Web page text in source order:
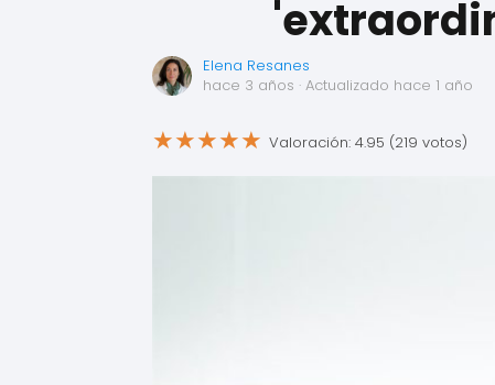
Elena Resanes
hace 3 años · Actualizado hace 1 año
★★★★★ Valoración: 4.95 (219 votos)